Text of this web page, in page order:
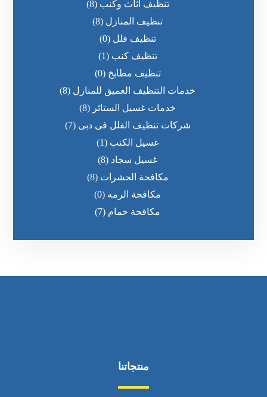
تنظيف أثاث وكنب (8)
تنظيف المنازل (8)
تنظيف فلل (0)
تنظيف كنب (1)
تنظيف مطابخ (0)
خدمات التنظيف العميق للمنازل (8)
خدمات غسيل الستائر (8)
شركات تنظيف الفلل فى دبى (7)
غسيل الكنب (1)
غسيل سجاد (8)
مكافحة الحشرات (8)
مكافحة الرمه (0)
مكافحة حمام (7)
منتجاتنا